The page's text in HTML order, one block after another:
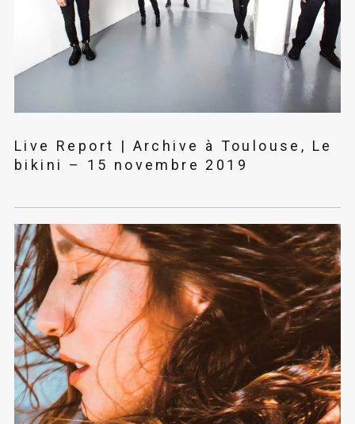
Live Report | Archive à Toulouse, Le
bikini – 15 novembre 2019